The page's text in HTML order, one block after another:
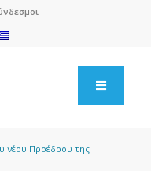
νέου Προέδρου της